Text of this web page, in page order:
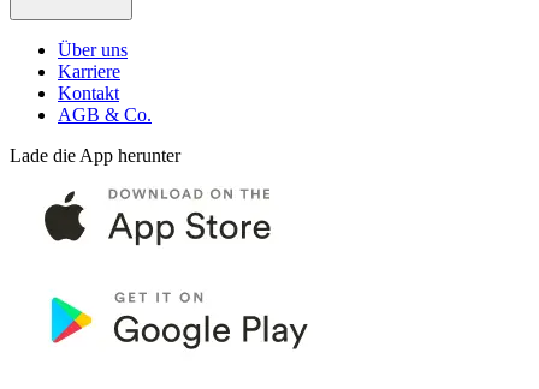
Über uns
Karriere
Kontakt
AGB & Co.
Lade die App herunter